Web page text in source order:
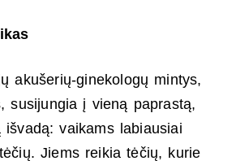
akušerių-ginekologų mintys,
susijungia į vieną paprastą,
išvadą: vaikams labiausiai
Jiems reikia tėčių, kurie